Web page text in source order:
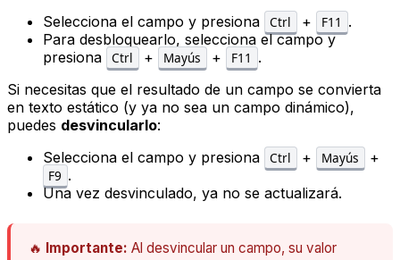
Selecciona el campo y presiona
Ctrl + F11 .
Para desbloquearlo, selecciona el campo y
presiona
Ctrl + Mayús + F11 .
Si necesitas que el resultado de un campo se convierta
en texto estático (y ya no sea un campo dinámico),
puedes desvincularlo:
Selecciona el campo y presiona
Ctrl + Mayús +
F9 .
Una vez desvinculado, ya no se actualizará.
🔥 Importante: Al desvincular un campo, su valor